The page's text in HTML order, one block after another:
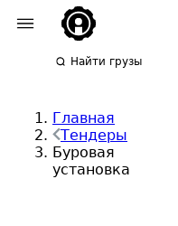
Найти грузы
Главная
Тендеры
Буровая
установка